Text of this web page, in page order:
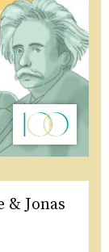
& Jonas